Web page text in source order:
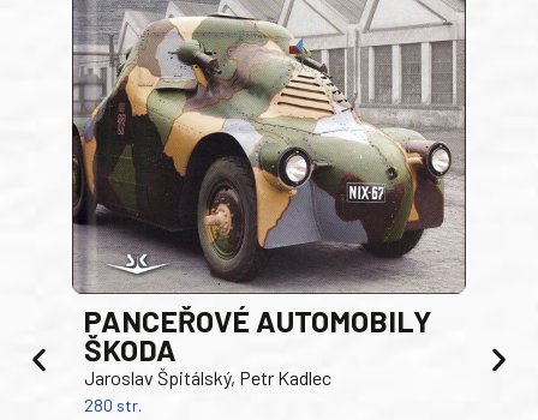
PANCEŘOVÉ AUTOMOBILY
ŠKODA
Jaroslav Špitálský, Petr Kadlec
280 str.